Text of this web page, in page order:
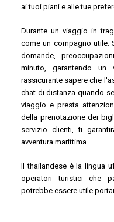
ai tuoi piani e alle tue
Durante un viaggio in
come un compagno utile.
domande,
minuto, garantendo
rassicurante sapere che
chat di distanza quando
viaggio e presta
della prenotazione dei
servizio clienti, ti
avventura marittima.
Il thailandese è la lingua
operatori turistici che
potrebbe essere utile